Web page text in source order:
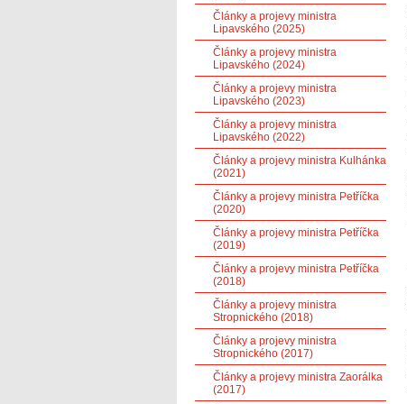
Články a projevy ministra
Lipavského (2025)
Články a projevy ministra
Lipavského (2024)
Články a projevy ministra
Lipavského (2023)
Články a projevy ministra
Lipavského (2022)
Články a projevy ministra Kulhánka
(2021)
Články a projevy ministra Petříčka
(2020)
Články a projevy ministra Petříčka
(2019)
Články a projevy ministra Petříčka
(2018)
Články a projevy ministra
Stropnického (2018)
Články a projevy ministra
Stropnického (2017)
Články a projevy ministra Zaorálka
(2017)